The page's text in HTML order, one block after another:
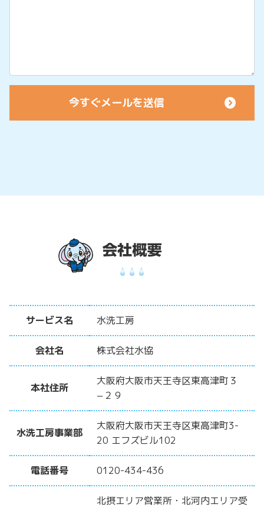
サービス名 水洗工房
会社名 株式会社水協
本社住所
大阪府大阪市天王寺区東高津町３
−２９
水洗工房事業部
大阪府大阪市天王寺区東高津町3-
20 エフズビル102
電話番号 0120-434-436
北摂エリア営業所・北河内エリア受